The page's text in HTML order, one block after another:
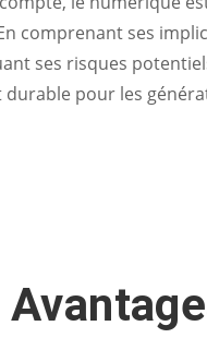
comprenant ses
ses risques
durable pour les